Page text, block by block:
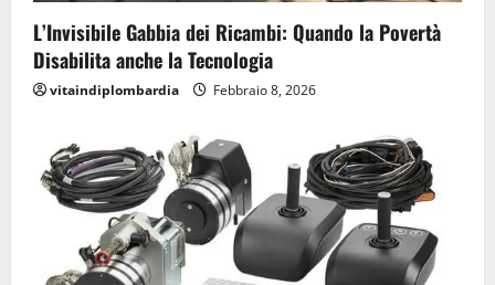
L’Invisibile Gabbia dei Ricambi: Quando la Povertà
Disabilita anche la Tecnologia
vitaindiplombardia Febbraio 8, 2026